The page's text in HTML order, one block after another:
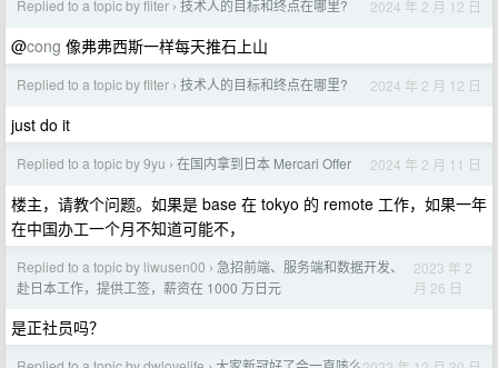
Replied to a topic by fliter › 技术人的目标和终点在哪里? 2024 年 2 月 12 日
@cong 像弗弗西斯一样每天推石上山
Replied to a topic by fliter › 技术人的目标和终点在哪里? 2024 年 2 月 12 日
just do it
Replied to a topic by 9yu › 在国内拿到日本 Mercari Offer 2024 年 2 月 11 日
楼主，请教个问题。如果是 base 在 tokyo 的 remote 工作，如果一年
在中国办工一个月不知道可能不，
Replied to a topic by liwusen00 › 急招前端、服务端和数据开发、
赴日本工作，提供工签，薪资在 1000 万日元
2023 年 2
月 26 日
是正社员吗？